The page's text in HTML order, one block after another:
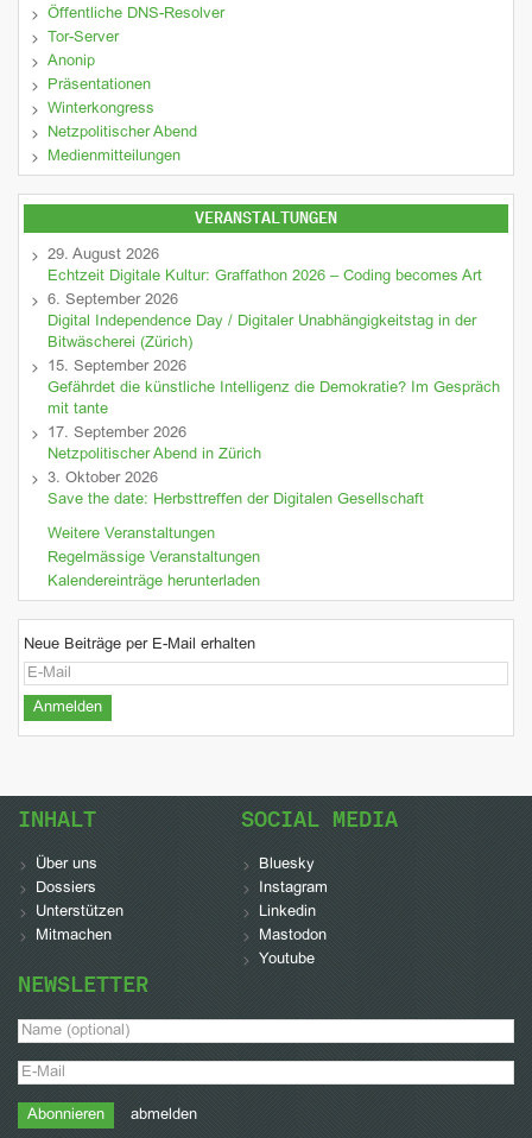
Öffentliche DNS-Resolver
Tor-Server
Anonip
Präsentationen
Winterkongress
Netzpolitischer Abend
Medienmitteilungen
VERANSTALTUNGEN
29. August 2026
Echtzeit Digitale Kultur: Graffathon 2026 – Coding becomes Art
6. September 2026
Digital Independence Day / Digitaler Unabhängigkeitstag in der
Bitwäscherei (Zürich)
15. September 2026
Gefährdet die künstliche Intelligenz die Demokratie? Im Gespräch
mit tante
17. September 2026
Netzpolitischer Abend in Zürich
3. Oktober 2026
Save the date: Herbsttreffen der Digitalen Gesellschaft
Weitere Veranstaltungen
Regelmässige Veranstaltungen
Kalendereinträge herunterladen
Neue Beiträge per E-Mail erhalten
INHALT
Über uns
Dossiers
Unterstützen
Mitmachen
SOCIAL MEDIA
Bluesky
Instagram
Linkedin
Mastodon
Youtube
NEWSLETTER
abmelden